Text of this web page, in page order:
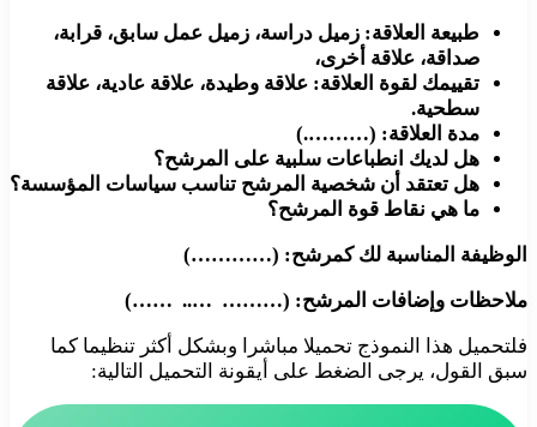
طبيعة العلاقة: زميل دراسة، زميل عمل سابق، قرابة،
صداقة، علاقة أخرى،
تقييمك لقوة العلاقة: علاقة وطيدة، علاقة عادية، علاقة
سطحية.
مدة العلاقة: (……….)
هل لديك انطباعات سلبية على المرشح؟
هل تعتقد أن شخصية المرشح تناسب سياسات المؤسسة؟
ما هي نقاط قوة المرشح؟
الوظيفة المناسبة لك كمرشح: (…………)
ملاحظات وإضافات المرشح: (……… ….. ……)
فلتحميل هذا النموذج تحميلا مباشرا وبشكل أكثر تنظيما كما
سبق القول، يرجى الضغط على أيقونة التحميل التالية: